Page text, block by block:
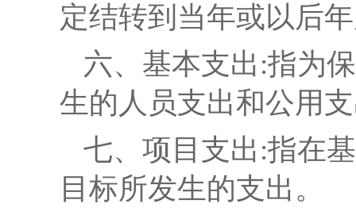
定结转到当年或以后
六、基本支出:指为
生的人员支出和公用
七、项目支出:指在
目标所发生的支出。